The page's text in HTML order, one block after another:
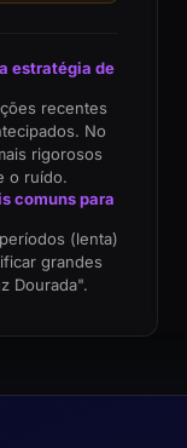
estratégia de
recentes
No
rigorosos
o ruído.
comuns para
(lenta)
grandes
Dourada".